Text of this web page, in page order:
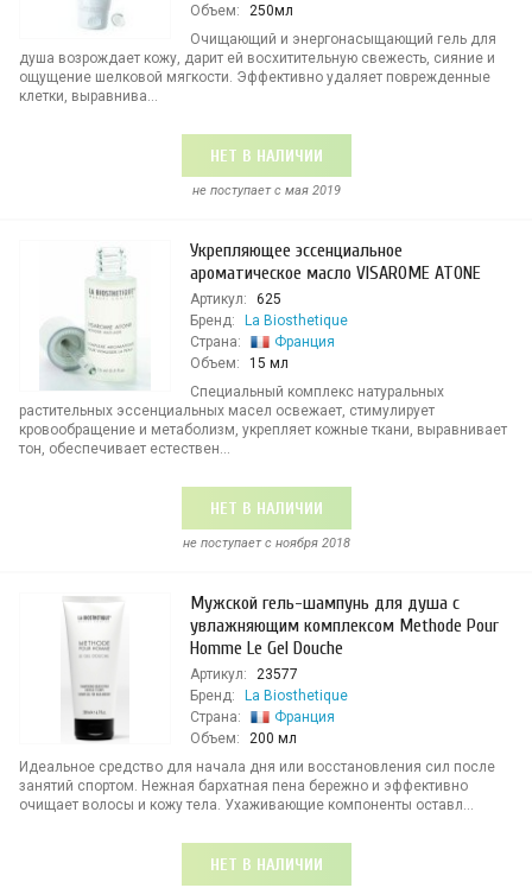
Объем:
250мл
Очищающий и энергонасыщающий гель для
душа возрождает кожу, дарит ей восхитительную свежесть, сияние и
ощущение шелковой мягкости. Эффективно удаляет поврежденные
клетки, выравнива...
НЕТ В НАЛИЧИИ
не поступает c мая 2019
Укрепляющее эссенциальное
ароматическое масло VISAROME ATONE
Артикул:
625
Бренд:
La Biosthetique
Страна:
Франция
Объем:
15 мл
Специальный комплекс натуральных
растительных эссенциальных масел освежает, стимулирует
кровообращение и метаболизм, укрепляет кожные ткани, выравнивает
тон, обеспечивает естествен...
НЕТ В НАЛИЧИИ
не поступает c ноября 2018
Мужской гель-шампунь для душа с
увлажняющим комплексом Methode Pour
Homme Le Gel Douche
Артикул:
23577
Бренд:
La Biosthetique
Страна:
Франция
Объем:
200 мл
Идеальное средство для начала дня или восстановления сил после
занятий спортом. Нежная бархатная пена бережно и эффективно
очищает волосы и кожу тела. Ухаживающие компоненты оставл...
НЕТ В НАЛИЧИИ